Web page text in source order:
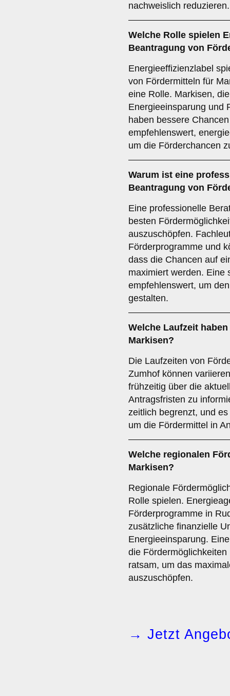
nachweislich reduzieren.
Welche Rolle spielen
Beantragung von
Energieeffizienzlabel
von Fördermitteln für
eine Rolle. Markisen,
Energieeinsparung und
haben bessere
empfehlenswert,
um die Förderchancen
Warum ist eine
Beantragung von
Eine professionelle
besten
auszuschöpfen.
Förderprogramme und
dass die Chancen auf
maximiert werden. Eine
empfehlenswert, um
gestalten.
Welche Laufzeit
Markisen?
Die Laufzeiten von
Zumhof können
frühzeitig über die
Antragsfristen zu
zeitlich begrenzt, und
um die Fördermittel in
Welche regionalen
Markisen?
Regionale
Rolle spielen.
Förderprogramme in
zusätzliche finanzielle
Energieeinsparung.
die
ratsam, um das
auszuschöpfen.
→ Jetzt